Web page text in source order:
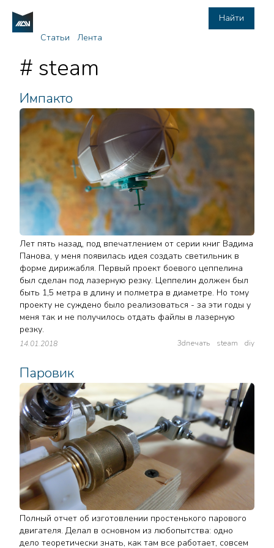
Найти
Статьи
Лента
# steam
Импакто
Лет пять назад, под впечатлением от серии книг Вадима
Панова, у меня появилась идея создать светильник в
форме дирижабля. Первый проект боевого цеппелина
был сделан под лазерную резку. Цеппелин должен был
быть 1,5 метра в длину и полметра в диаметре. Но тому
проекту не суждено было реализоваться - за эти годы у
меня так и не получилось отдать файлы в лазерную
резку.
14.01.2018 3dпечать steam diy
Паровик
Полный отчет об изготовлении простенького парового
двигателя. Делал в основном из любопытства: одно
дело теоретически знать, как там все работает, совсем